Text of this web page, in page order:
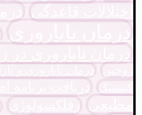
اختلالات قاعدگی
درمان ناباروری
درمان ناباروری در
زوجین
درمان ناباروری و
کیستیک
دریافت برنامه
مطیعی
رفلکسولوژی